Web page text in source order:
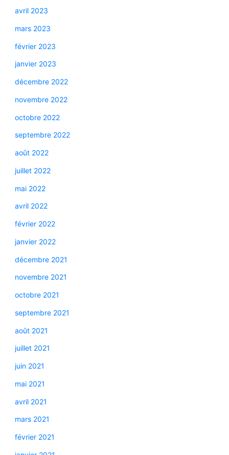
avril 2023
mars 2023
février 2023
janvier 2023
décembre 2022
novembre 2022
octobre 2022
septembre 2022
août 2022
juillet 2022
mai 2022
avril 2022
février 2022
janvier 2022
décembre 2021
novembre 2021
octobre 2021
septembre 2021
août 2021
juillet 2021
juin 2021
mai 2021
avril 2021
mars 2021
février 2021